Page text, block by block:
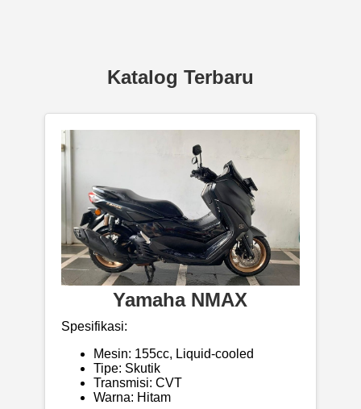
Katalog Terbaru
Yamaha NMAX
Spesifikasi:
Mesin: 155cc, Liquid-cooled
Tipe: Skutik
Transmisi: CVT
Warna: Hitam